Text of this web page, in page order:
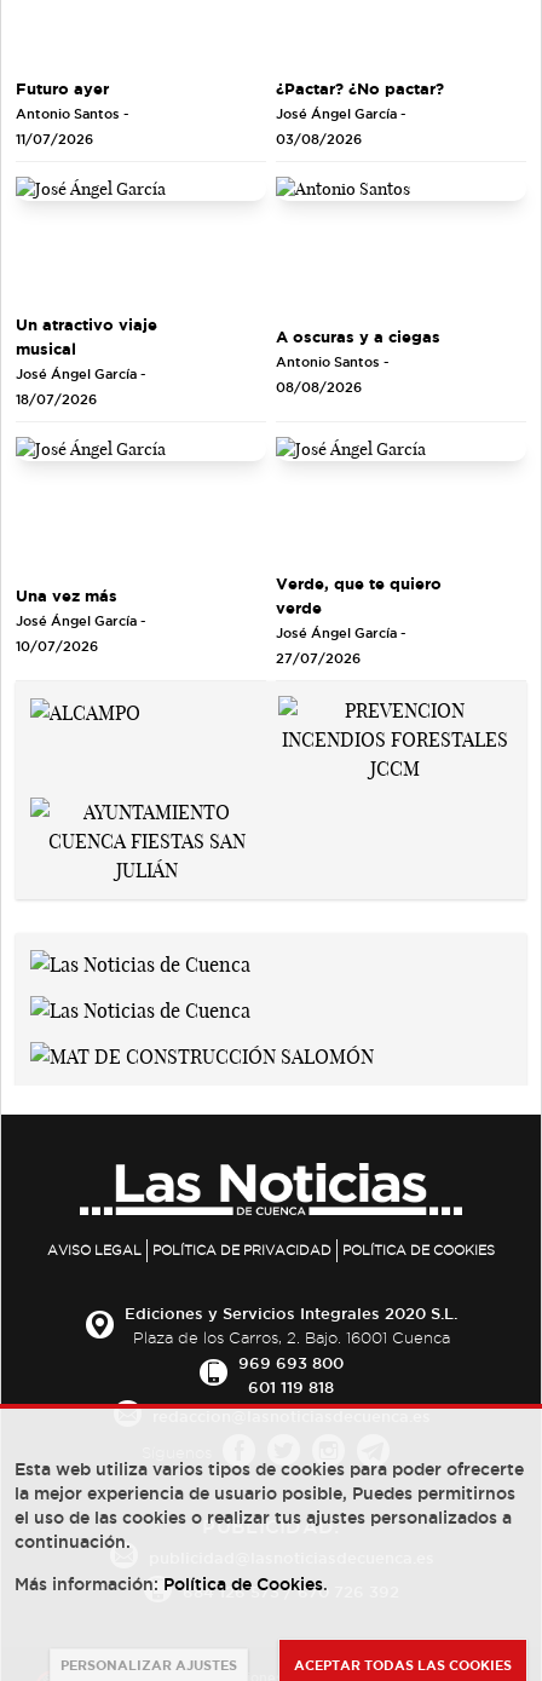
Futuro ayer
Antonio Santos -
11/07/2026
¿Pactar? ¿No pactar?
José Ángel García -
03/08/2026
Un atractivo viaje
musical
José Ángel García -
18/07/2026
A oscuras y a ciegas
Antonio Santos -
08/08/2026
Una vez más
José Ángel García -
10/07/2026
Verde, que te quiero
verde
José Ángel García -
27/07/2026
AVISO LEGAL POLÍTICA DE PRIVACIDAD POLÍTICA DE COOKIES
Ediciones y Servicios Integrales 2020 S.L.
Plaza de los Carros, 2. Bajo. 16001 Cuenca
969 693 800
601 119 818
PUBLICIDAD:
684 126 573/670 726 392
Esta web utiliza varios tipos de cookies para poder ofrecerte
la mejor experiencia de usuario posible, Puedes permitirnos
el uso de las cookies o realizar tus ajustes personalizados a
continuación.
Más información: Política de Cookies.
PERSONALIZAR AJUSTES ACEPTAR TODAS LAS COOKIES